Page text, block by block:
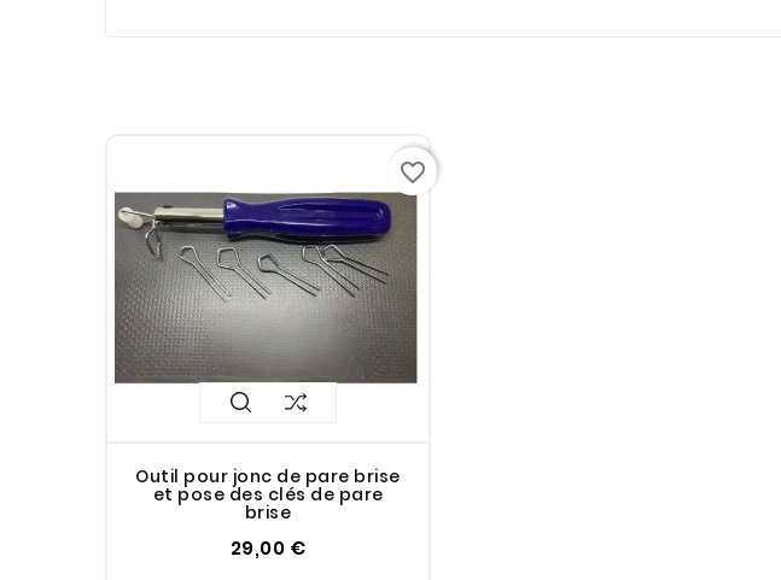
Outil pour jonc de pare brise
et pose des clés de pare
brise
29,00 €
favorite_border